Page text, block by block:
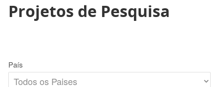
Projetos de Pesquisa
País